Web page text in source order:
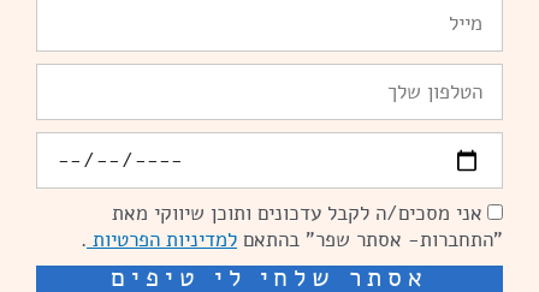
הסכמהאני מסכים/ה לקבל עדכונים ותוכן שיווקי מאת
"התחברות- אסתר שפר" בהתאם למדיניות הפרטיות .
אסתר שלחי לי טיפים